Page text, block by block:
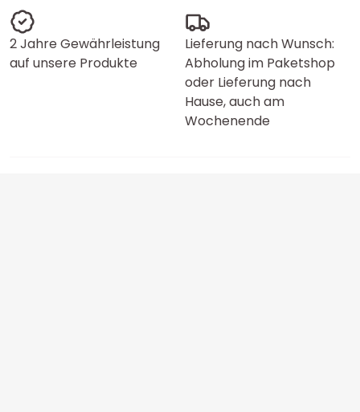
2 Jahre Gewährleistung
auf unsere Produkte
Lieferung nach Wunsch:
Abholung im Paketshop
oder Lieferung nach
Hause, auch am
Wochenende